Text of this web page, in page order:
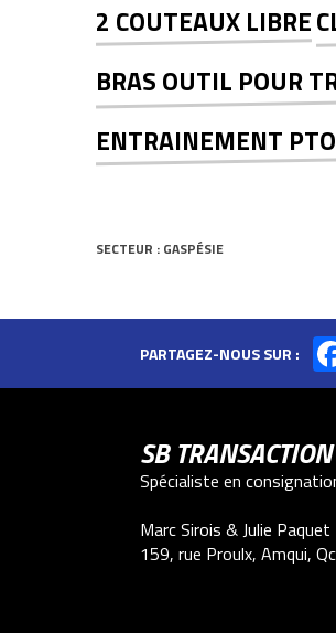
2 COUTEAUX LIBRE
BRAS OUTIL POUR
ENTRAINEMENT
SECTEUR : GASPÉSIE
PARTAGEZ-NOUS SUR :
SB
Spécialiste en
Marc Sirois & Julie Paquet
159, rue Proulx, Amqui,